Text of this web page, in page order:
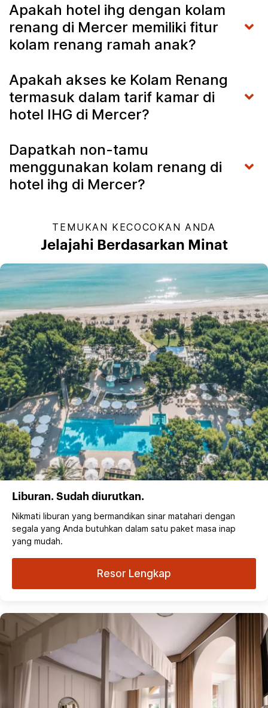
Apakah hotel ihg dengan kolam
renang di Mercer memiliki fitur
kolam renang ramah anak?
Apakah akses ke Kolam Renang
termasuk dalam tarif kamar di
hotel IHG di Mercer?
Dapatkah non-tamu
menggunakan kolam renang di
hotel ihg di Mercer?
TEMUKAN KECOCOKAN ANDA
Jelajahi Berdasarkan Minat
Liburan. Sudah diurutkan.
Nikmati liburan yang bermandikan sinar matahari dengan
segala yang Anda butuhkan dalam satu paket masa inap
yang mudah.
Resor Lengkap